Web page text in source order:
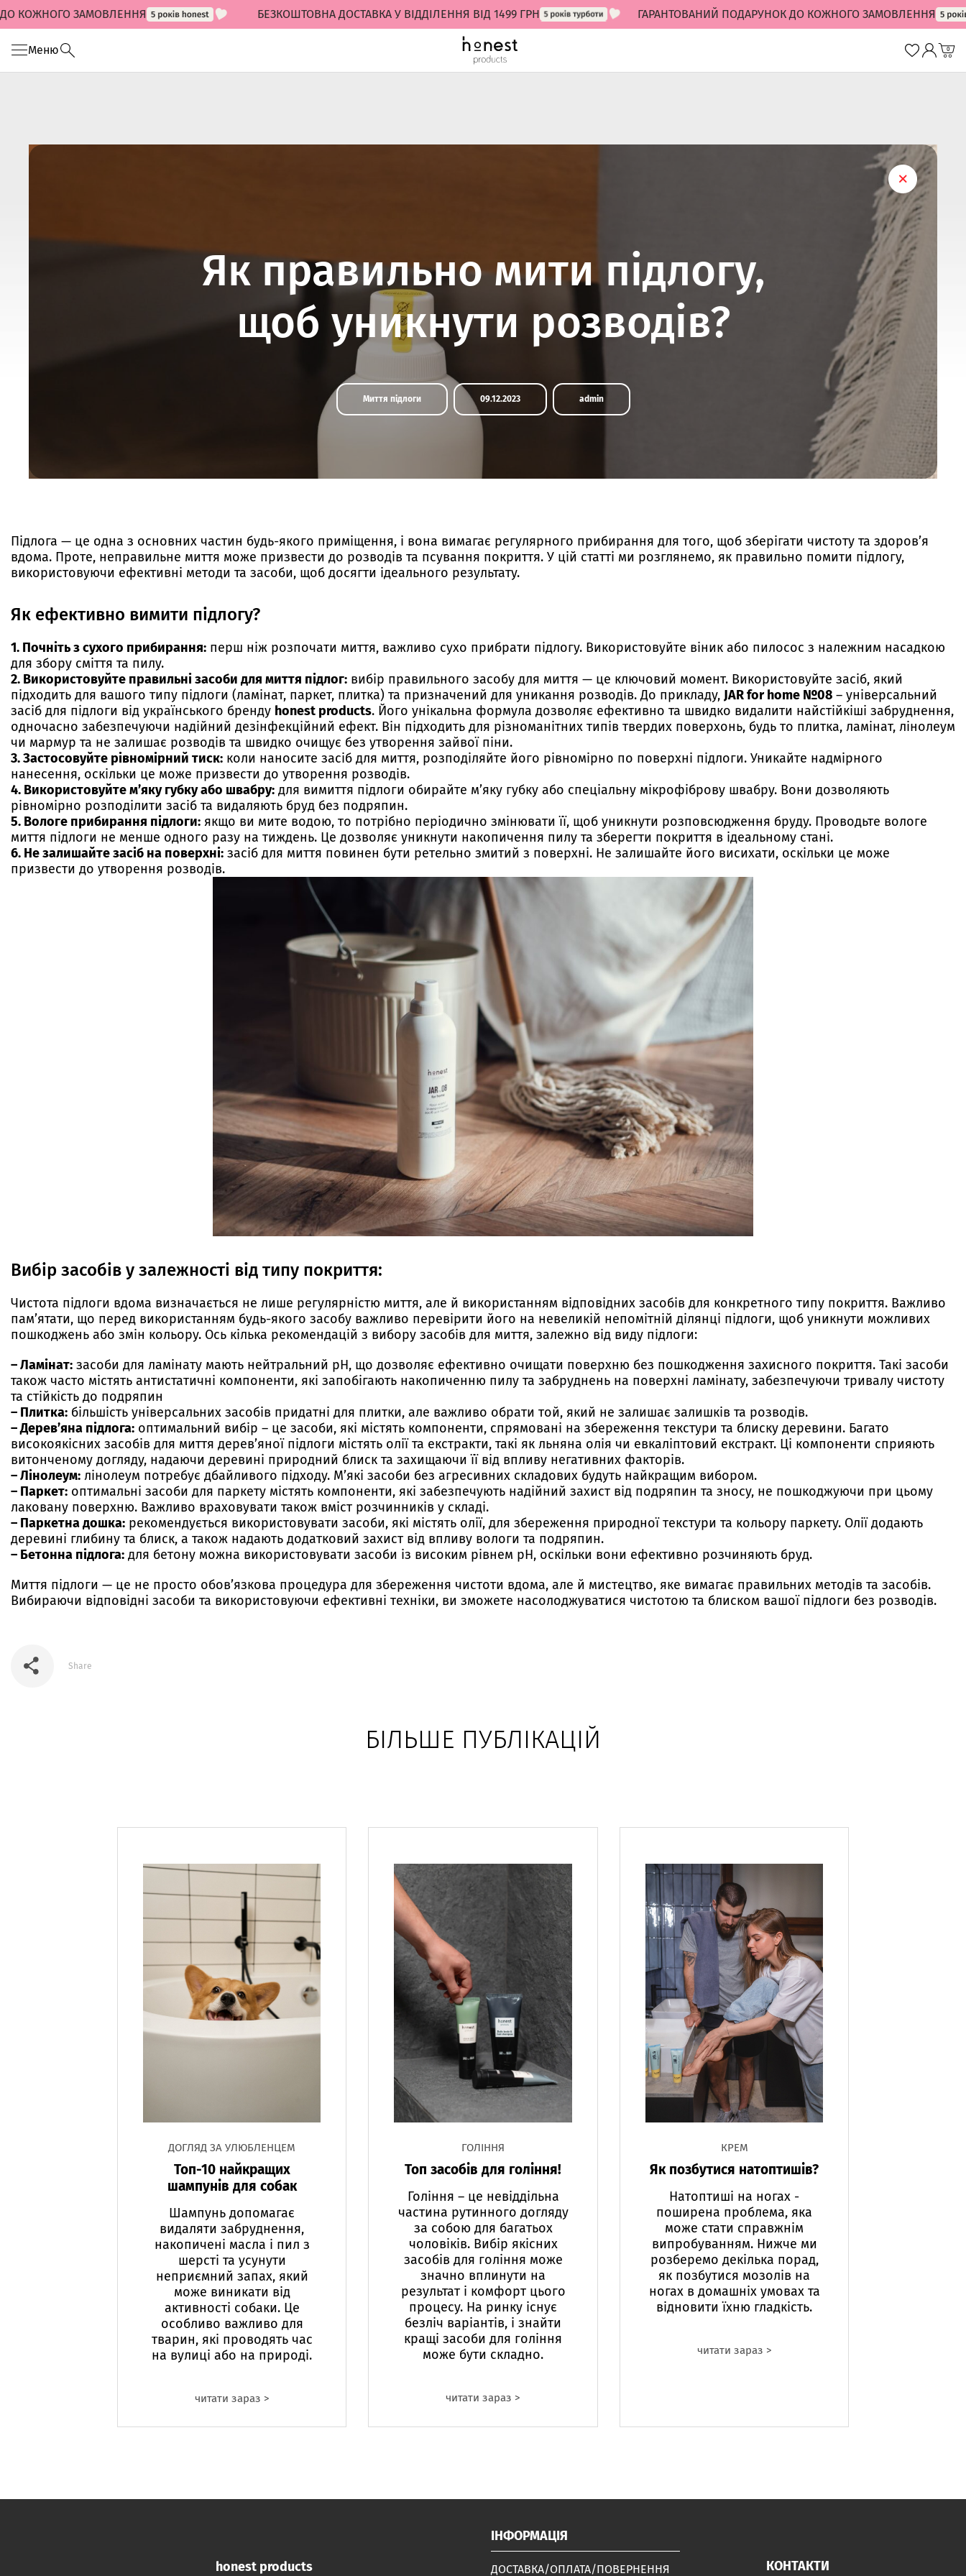
ЗАМОВЛЕННЯ БЕЗКОШТОВНА ДОСТАВКА У ВІДДІЛЕННЯ ВІД 1499 ГРН ГАРАНТОВАНИЙ ПОДАРУНОК ДО КОЖНОГО ЗАМОВЛЕННЯ
Меню 0
Як правильно мити підлогу,
щоб уникнути розводів?
Миття підлоги 09.12.2023 admin
Підлога — це одна з основних частин будь-якого приміщення, і вона вимагає регулярного прибирання для того, щоб зберігати чистоту та здоров’я
вдома. Проте, неправильне миття може призвести до розводів та псування покриття. У цій статті ми розглянемо, як правильно помити підлогу,
використовуючи ефективні методи та засоби, щоб досягти ідеального результату.
Як ефективно вимити підлогу?
1. Почнітьз сухого прибирання: перш ніж розпочати миття, важливо сухо прибрати підлогу. Використовуйте віник або пилосос з належним насадкою
для збору сміття та пилу.
2. Використовуйте правильні засоби для миття підлог: вибір правильного засобу для миття — це ключовий момент. Використовуйте засіб, який
підходить для вашого типу підлоги (ламінат, паркет, плитка) та призначений для уникання розводів. До прикладу, JAR for home №08 – універсальний
засіб для підлоги від українського бренду honest products. Його унікальна формула дозволяє ефективно та швидко видалити найстійкіші забруднення,
одночасно забезпечуючи надійний дезінфекційний ефект. Він підходить для різноманітних типів твердих поверхонь, будь то плитка, ламінат, лінолеум
чи мармур та не залишає розводів та швидко очищує без утворення зайвої піни.
3. Застосовуйте рівномірний тиск: коли наносите засіб для миття, розподіляйте його рівномірно по поверхні підлоги. Уникайте надмірного
нанесення, оскільки це може призвести до утворення розводів.
4. Використовуйте м’яку губку або швабру: для вимиття підлоги обирайте м’яку губку або спеціальну мікрофіброву швабру. Вони дозволяють
рівномірно розподілити засіб та видаляють бруд без подряпин.
5. Вологе прибирання підлоги: якщо ви мите водою, то потрібно періодично змінювати її, щоб уникнути розповсюдження бруду. Проводьте вологе
миття підлоги не менше одного разу на тиждень. Це дозволяє уникнути накопичення пилу та зберегти покриття в ідеальному стані.
6. Не залишайте засіб на поверхні: засіб для миття повинен бути ретельно змитий з поверхні. Не залишайте його висихати, оскільки це може
призвести до утворення розводів.
Вибір засобів у залежності від типу покриття:
Чистота підлоги вдома визначається не лише регулярністю миття, але й використанням відповідних засобів для конкретного типу покриття. Важливо
пам’ятати, що перед використанням будь-якого засобу важливо перевірити його на невеликій непомітній ділянці підлоги, щоб уникнути можливих
пошкоджень або змін кольору. Ось кілька рекомендацій з вибору засобів для миття, залежно від виду підлоги:
– Ламінат: засоби для ламінату мають нейтральний pH, що дозволяє ефективно очищати поверхню без пошкодження захисного покриття. Такі засоби
також часто містять антистатичні компоненти, які запобігають накопиченню пилу та забруднень на поверхні ламінату, забезпечуючи тривалу чистоту
та стійкість до подряпин
– Плитка: більшість універсальних засобів придатні для плитки, але важливо обрати той, який не залишає залишків та розводів.
– Дерев’яна підлога: оптимальний вибір – це засоби, які містять компоненти, спрямовані на збереження текстури та блиску деревини. Багато
високоякісних засобів для миття дерев’яної підлоги містять олії та екстракти, такі як льняна олія чи евкаліптовий екстракт. Ці компоненти сприяють
витонченому догляду, надаючи деревині природний блиск та захищаючи її від впливу негативних факторів.
– Лінолеум: лінолеум потребує дбайливого підходу. М’які засоби без агресивних складових будуть найкращим вибором.
– Паркет: оптимальні засоби для паркету містять компоненти, які забезпечують надійний захист від подряпин та зносу, не пошкоджуючи при цьому
лаковану поверхню. Важливо враховувати також вміст розчинників у складі.
– Паркетна дошка: рекомендується використовувати засоби, які містять олії, для збереження природної текстури та кольору паркету. Олії додають
деревині глибину та блиск, а також надають додатковий захист від впливу вологи та подряпин.
– Бетонна підлога: для бетону можна використовувати засоби із високим рівнем pH, оскільки вони ефективно розчиняють бруд.
Миття підлоги — це не просто обов’язкова процедура для збереження чистоти вдома, але й мистецтво, яке вимагає правильних методів та засобів.
Вибираючи відповідні засоби та використовуючи ефективні техніки, ви зможете насолоджуватися чистотою та блиском вашої підлоги без розводів.
Share
БІЛЬШЕ ПУБЛІКАЦІЙ
ДОГЛЯД ЗА УЛЮБЛЕНЦЕМ
Топ-10 найкращих
шампунів для собак
Шампунь допомагає
видаляти забруднення,
накопичені масла і пил з
шерсті та усунути
неприємний запах, який
може виникати від
активності собаки. Це
особливо важливо для
тварин, які проводять час
на вулиці або на природі.
читати зараз >
ГОЛІННЯ
Топ засобів для гоління!
Гоління – це невіддільна
частина рутинного догляду
за собою для багатьох
чоловіків. Вибір якісних
засобів для гоління може
значно вплинути на
результат і комфорт цього
процесу. На ринку існує
безліч варіантів, і знайти
кращі засоби для гоління
може бути складно.
читати зараз >
КРЕМ
Як позбутися натоптишів?
Натоптиші на ногах -
поширена проблема, яка
може стати справжнім
випробуванням. Нижче ми
розберемо декілька порад,
як позбутися мозолів на
ногах в домашніх умовах та
відновити їхню гладкість.
читати зараз >
honest products
ІНФОРМАЦІЯ
ДОСТАВКА/ОПЛАТА/ПОВЕРНЕННЯ КОНТАКТИ